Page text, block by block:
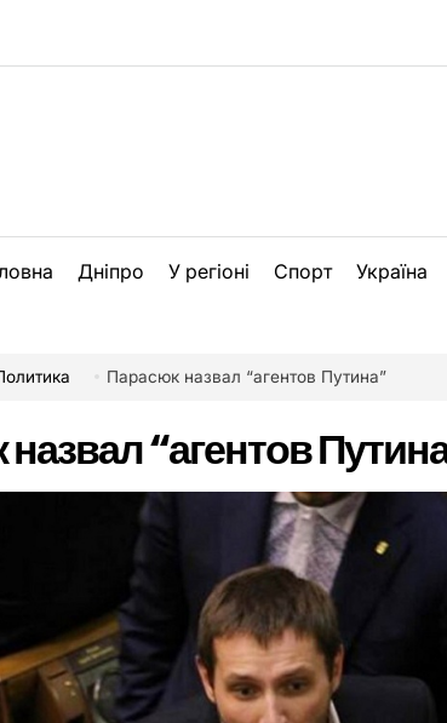
Дніпро У регіоні Спорт Україна
Парасюк назвал “агентов Путина”
“агентов